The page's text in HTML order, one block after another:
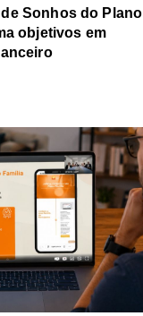
Sonhos do Plano
objetivos em